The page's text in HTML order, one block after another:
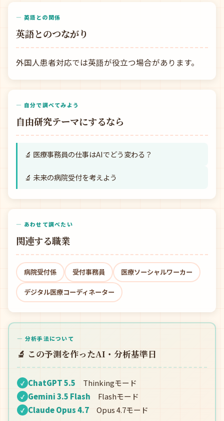
— 英語との関係
英語とのつながり
外国人患者対応では英語が役立つ場合があります。
— 自分で調べてみよう
自由研究テーマにするなら
🔬 医療事務員の仕事はAIでどう変わる？
🔬 未来の病院受付を考えよう
— あわせて調べたい
関連する職業
病院受付係 受付事務員 医療ソーシャルワーカー
デジタル医療コーディネーター
— 分析手法について
🔬 この予測を作ったAI・分析基準日
✓ ChatGPT 5.5 Thinkingモード
✓ Gemini 3.5 Flash Flashモード
✓ Claude Opus 4.7 Opus 4.7モード